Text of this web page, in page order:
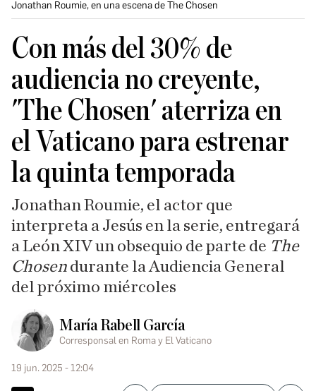
Jonathan Roumie, en una escena de The Chosen
Con más del 30% de
audiencia no creyente,
'The Chosen' aterriza en
el Vaticano para estrenar
la quinta temporada
Jonathan Roumie, el actor que
interpreta a Jesús en la serie, entregará
a León XIVun obsequio de parte de The
Chosen durante la Audiencia General
del próximo miércoles
María Rabell García
Corresponsal en Roma y El Vaticano
19 jun. 2025 - 12:04